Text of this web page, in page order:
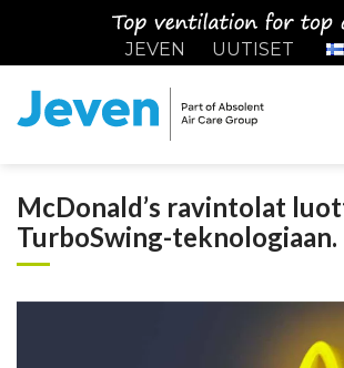
JEVEN
UUTISET
McDonald’s ravintolat
TurboSwing-teknologiaan.